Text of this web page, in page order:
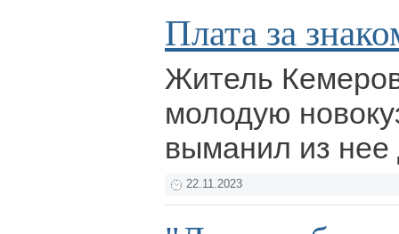
Плата за
Житель
молодую
выманил из нее
22.11.2023